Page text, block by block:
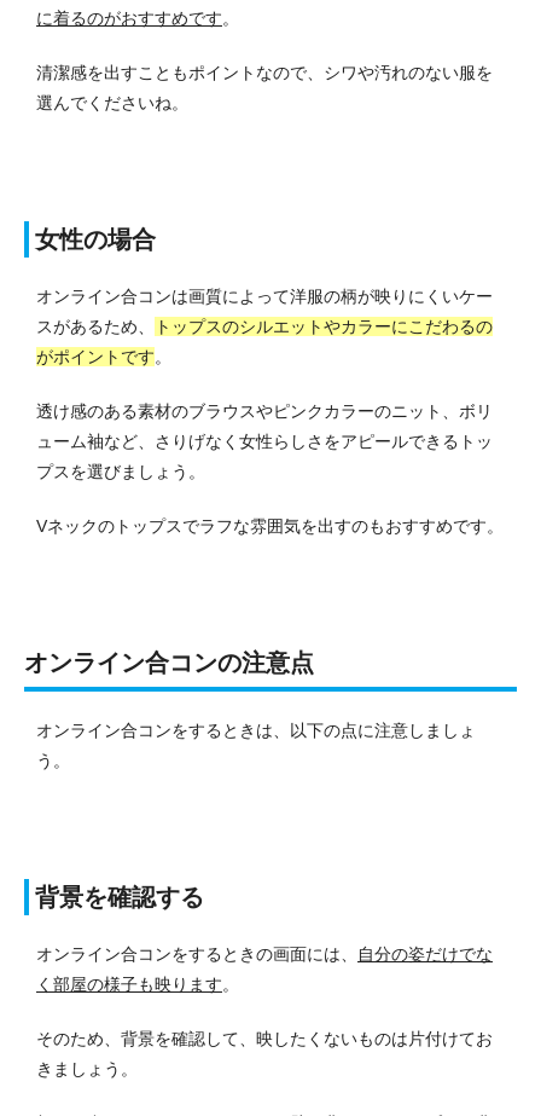
に着るのがおすすめです。
清潔感を出すこともポイントなので、シワや汚れのない服を
選んでくださいね。
女性の場合
オンライン合コンは画質によって洋服の柄が映りにくいケー
スがあるため、
トップスのシルエットやカラーにこだわるの
がポイントです。
透け感のある素材のブラウスやピンクカラーのニット、ボリ
ューム袖など、さりげなく女性らしさをアピールできるトッ
プスを選びましょう。
Vネックのトップスでラフな雰囲気を出すのもおすすめです。
オンライン合コンの注意点
オンライン合コンをするときは、以下の点に注意しましょ
う。
背景を確認する
オンライン合コンをするときの画面には、
自分の姿だけでな
く部屋の様子も映ります。
そのため、背景を確認して、映したくないものは片付けてお
きましょう。